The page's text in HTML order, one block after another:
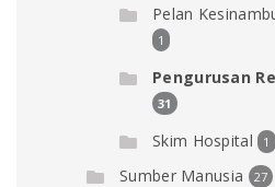
Pelan
1
Pengurusan
31
Skim Hospital 1
Sumber Manusia 27